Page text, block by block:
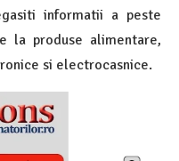
informatii a peste
la produse alimentare,
si electrocasnice.